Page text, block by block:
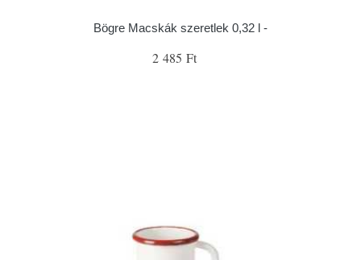
Bögre Macskák szeretlek 0,32 l -
2 485 Ft